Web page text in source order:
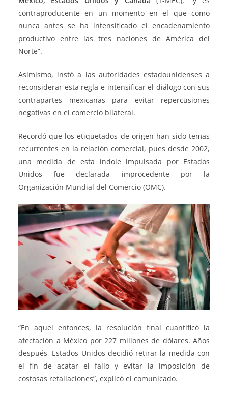
contraproducente en un momento en el que como
nunca antes se ha intensificado el encadenamiento
productivo entre las tres naciones de América del
Norte”.
Asimismo, instó a las autoridades estadounidenses a
reconsiderar esta regla e intensificar el diálogo con sus
contrapartes mexicanas para evitar repercusiones
negativas en el comercio bilateral.
Recordó que los etiquetados de origen han sido temas
recurrentes en la relación comercial, pues desde 2002,
una medida de esta índole impulsada por Estados
Unidos fue declarada improcedente por la
Organización Mundial del Comercio (OMC).
“En aquel entonces, la resolución final cuantificó la
afectación a México por 227 millones de dólares. Años
después, Estados Unidos decidió retirar la medida con
el fin de acatar el fallo y evitar la imposición de
costosas retaliaciones”, explicó el comunicado.